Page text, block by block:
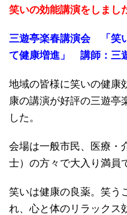
笑いの効能講演をしまし
三遊亭楽春講演会 「笑
て健康増進」 講師：三
地域の皆様に笑いの健康
康の講演が好評の三遊亭
した。
会場は一般市民、医療・
士）の方々で大入り満員
笑いは健康の良薬。笑う
れ、心と体のリラックス